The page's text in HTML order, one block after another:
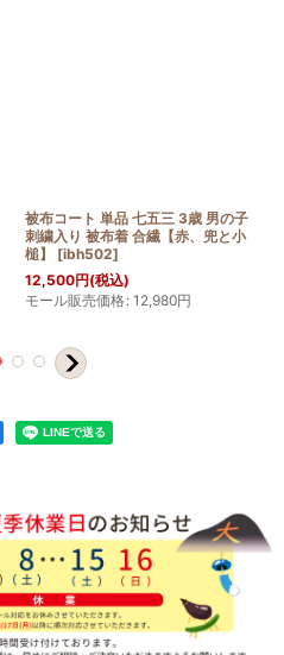
被布コート 単品 七五三 3歳 男の子
刺繍入り 被布着 合繊【赤、兜と小
槌】
[ibh502]
12,500円(税込)
モール販売価格: 12,980円